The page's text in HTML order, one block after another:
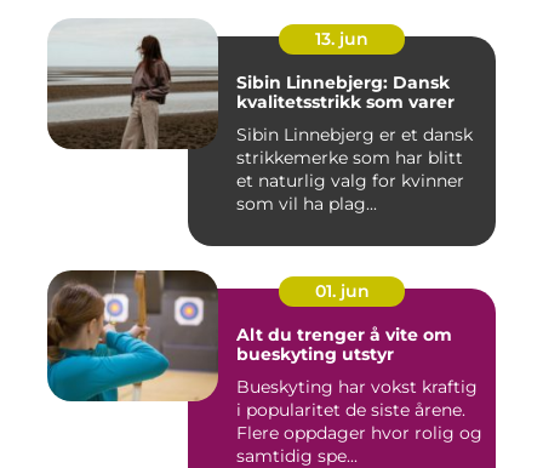
13. jun
Sibin Linnebjerg: Dansk
kvalitetsstrikk som varer
Sibin Linnebjerg er et dansk
strikkemerke som har blitt
et naturlig valg for kvinner
som vil ha plag...
01. jun
Alt du trenger å vite om
bueskyting utstyr
Bueskyting har vokst kraftig
i popularitet de siste årene.
Flere oppdager hvor rolig og
samtidig spe...